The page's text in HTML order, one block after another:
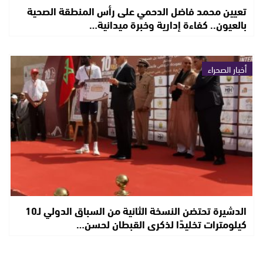
تعيين محمد فاضل الدحمي على رأس المنطقة الصحية
بالعيون.. كفاءة إدارية وخبرة ميدانية…
أخبار الصحراء
الدشيرة تحتضن النسخة الثانية من السباق الدولي لـ10
كيلومترات تخليدًا لذكرى القبطان لحسن…